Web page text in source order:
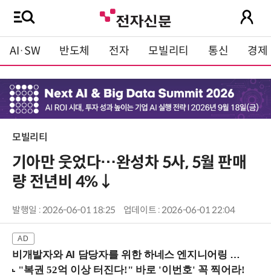
AI·SW 반도체 전자 모빌리티 통신 경제
모빌리티
기아만 웃었다…완성차 5사, 5월 판매
량 전년비 4%↓
발행일 : 2026-06-01 18:25 업데이트 : 2026-06-01 22:04
비개발자와 AI 담당자를 위한 하네스 엔지니어링 입문과정 (8/20 신논현역)